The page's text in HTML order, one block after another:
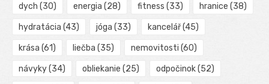
dych (30) energia (28) fitness (33) hranice (38)
hydratácia (43) jóga (33) kancelář(45)
krása (61) liečba (35) nemovitosti (60)
návyky(34) obliekanie (25) odpočinok(52)